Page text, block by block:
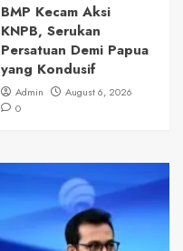
BMP Kecam Aksi
KNPB, Serukan
Persatuan Demi Papua
yang Kondusif
Admin
August 6, 2026
0